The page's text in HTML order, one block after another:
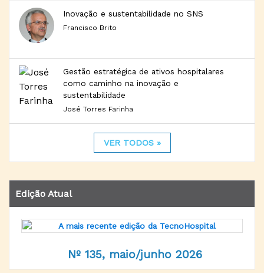
Inovação e sustentabilidade no SNS
Francisco Brito
Gestão estratégica de ativos hospitalares
como caminho na inovação e
sustentabilidade
José Torres Farinha
VER TODOS »
Edição Atual
Nº 135, maio/junho 2026